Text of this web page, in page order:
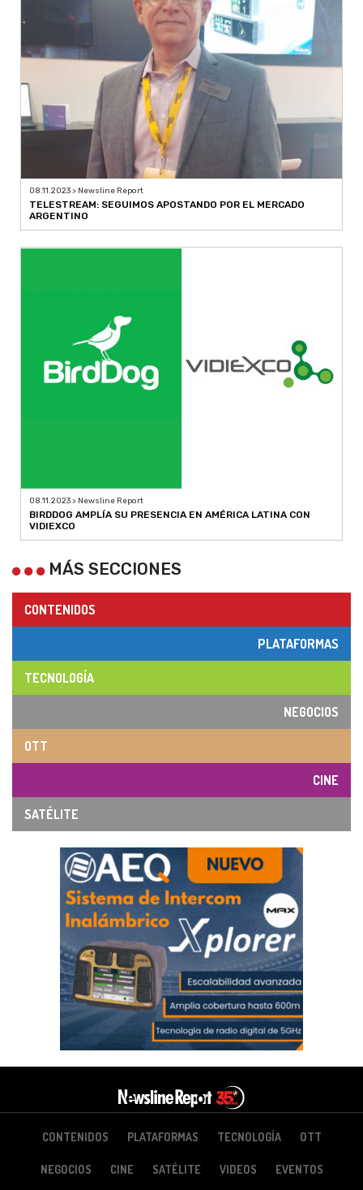
08.11.2023 > Newsline Report
TELESTREAM: SEGUIMOS APOSTANDO POR EL MERCADO
ARGENTINO
08.11.2023 > Newsline Report
BIRDDOG AMPLÍA SU PRESENCIA EN AMÉRICA LATINA CON
VIDIEXCO
MÁS SECCIONES
CONTENIDOS
PLATAFORMAS
TECNOLOGÍA
NEGOCIOS
OTT
CINE
SATÉLITE
CONTENIDOS PLATAFORMAS TECNOLOGÍA OTT
NEGOCIOS CINE SATÉLITE VIDEOS EVENTOS